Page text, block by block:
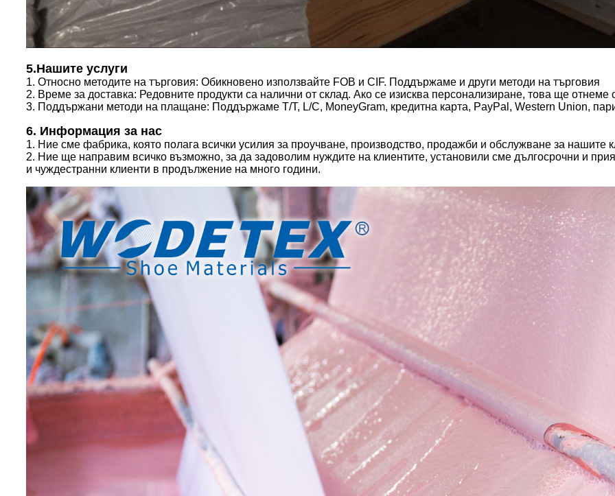
5.Нашите услуги
1. Относно методите на търговия: Обикновено използвайте FOB и CIF. Поддържаме и други методи на търговия
2. Време за доставка: Редовните продукти са налични от склад. Ако се изисква персонализиране, това ще отнеме
3. Поддържани методи на плащане: Поддържаме T/T, L/C, MoneyGram, кредитна карта, PayPal, Western Union,
6. Информация за нас
1. Ние сме фабрика, която полага всички усилия за проучване, производство, продажби и обслужване за нашите
2. Ние ще направим всичко възможно, за да задоволим нуждите на клиентите, установили сме дългосрочни и
и чуждестранни клиенти в продължение на много години.